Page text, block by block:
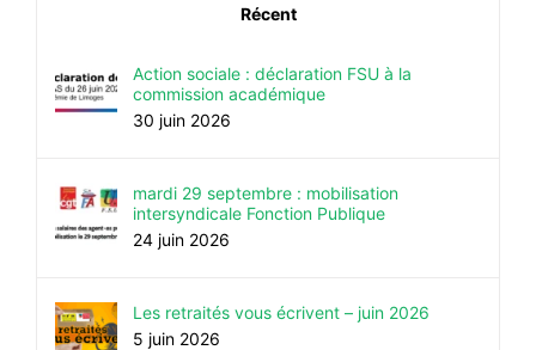
Récent
Action sociale : déclaration FSU à la
commission académique
30 juin 2026
mardi 29 septembre : mobilisation
intersyndicale Fonction Publique
24 juin 2026
Les retraités vous écrivent – juin 2026
5 juin 2026